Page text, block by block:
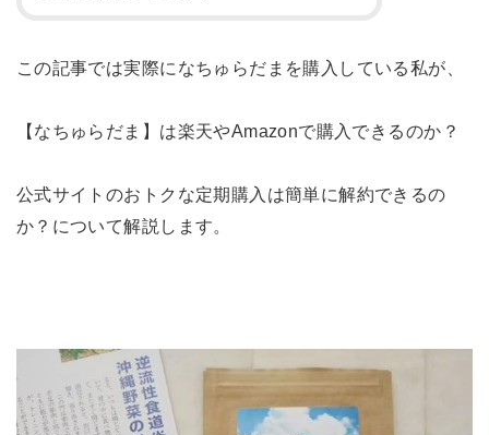
この記事では実際になちゅらだまを購入している私が、
【なちゅらだま】は楽天やAmazonで購入できるのか？
公式サイトのおトクな定期購入は簡単に解約できるの
か？について解説します。